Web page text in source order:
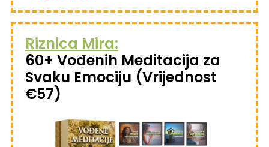
Riznica Mira:
60+ Vođenih Meditacija za
Svaku Emociju (Vrijednost
€57)